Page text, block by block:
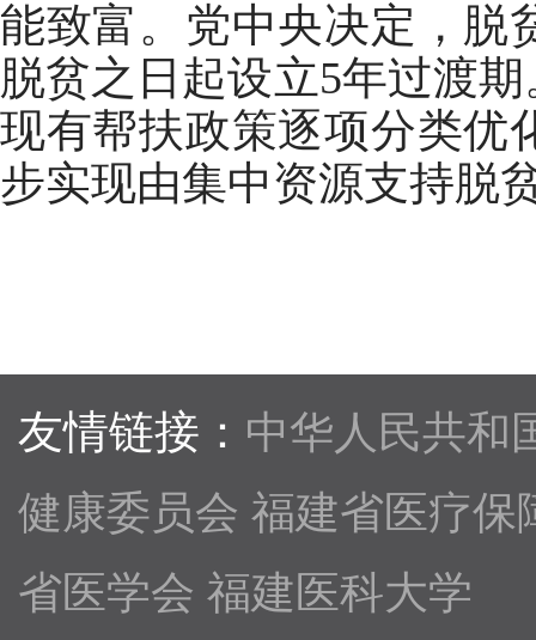
能致富。党中央决定，脱
脱贫之日起设立5年过渡
现有帮扶政策逐项分类优
步实现由集中资源支持脱
友情链接： 中华人民共和
健康委员会 福建省医疗保
省医学会 福建医科大学